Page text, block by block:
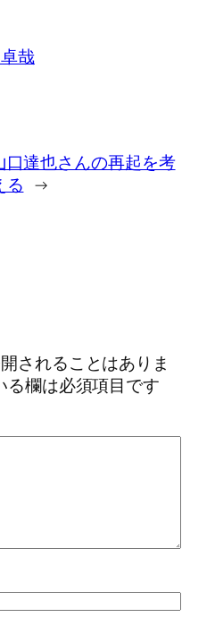
哉
口達也さんの再起を考
る →
されることはありま
る欄は必須項目です